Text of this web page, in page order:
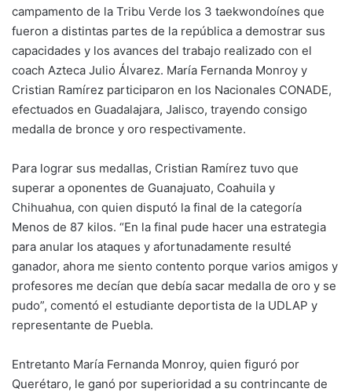
campamento de la Tribu Verde los 3 taekwondoínes que
fueron a distintas partes de la república a demostrar sus
capacidades y los avances del trabajo realizado con el
coach Azteca Julio Álvarez. María Fernanda Monroy y
Cristian Ramírez participaron en los Nacionales CONADE,
efectuados en Guadalajara, Jalisco, trayendo consigo
medalla de bronce y oro respectivamente.
Para lograr sus medallas, Cristian Ramírez tuvo que
superar a oponentes de Guanajuato, Coahuila y
Chihuahua, con quien disputó la final de la categoría
Menos de 87 kilos. “En la final pude hacer una estrategia
para anular los ataques y afortunadamente resulté
ganador, ahora me siento contento porque varios amigos y
profesores me decían que debía sacar medalla de oro y se
pudo”, comentó el estudiante deportista de la UDLAP y
representante de Puebla.
Entretanto María Fernanda Monroy, quien figuró por
Querétaro, le ganó por superioridad a su contrincante de